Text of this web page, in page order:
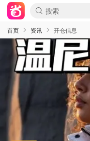
首页 资讯 开仓信息